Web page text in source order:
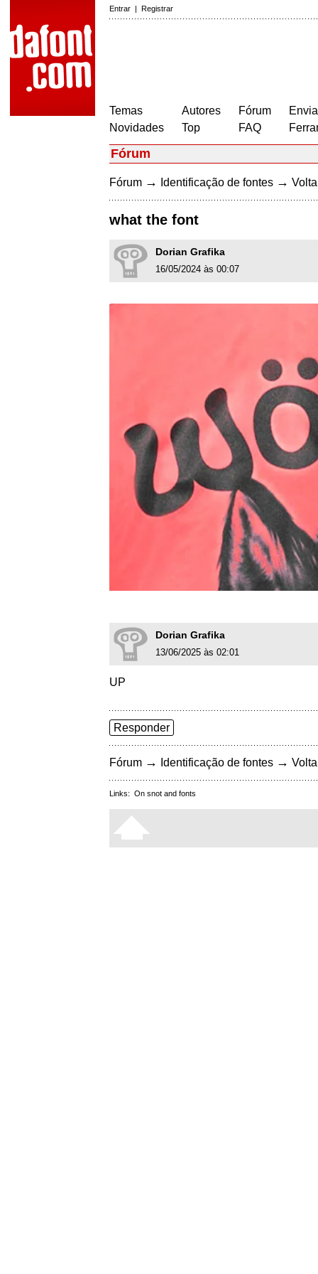
Entrar | Registrar
Temas
Novidades
Autores
Top
Fórum
FAQ
Fórum
Fórum → Identificação de fontes →
what the font
Dorian Grafika
16/05/2024 às 00:07
Dorian Grafika
13/06/2025 às 02:01
UP
Responder
Fórum → Identificação de fontes →
Links: On snot and fonts